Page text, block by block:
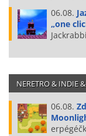
06.08.
„one
NERETRO & INDIE
06.08.